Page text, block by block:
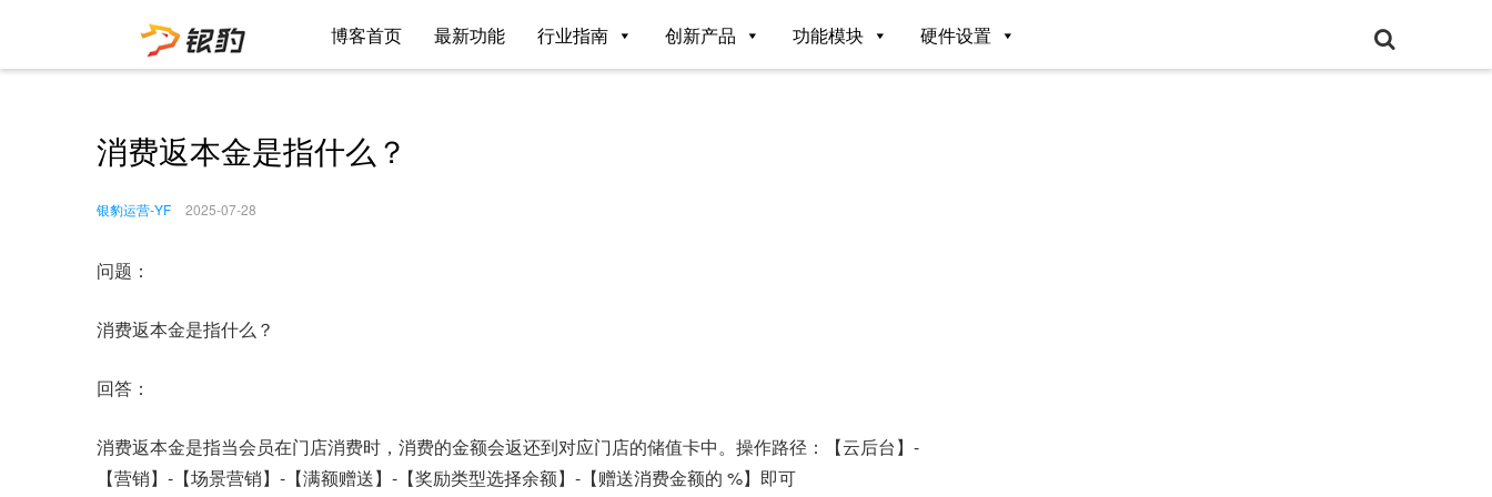
博客首页 最新功能 行业指南 创新产品 功能模块 硬件设置
消费返本金是指什么？
银豹运营-YF 2025-07-28
问题：
消费返本金是指什么？
回答：
消费返本金是指当会员在门店消费时，消费的金额会返还到对应门店的储值卡中。操作路径：【云后台】-
【营销】-【场景营销】-【满额赠送】-【奖励类型选择余额】-【赠送消费金额的 %】即可